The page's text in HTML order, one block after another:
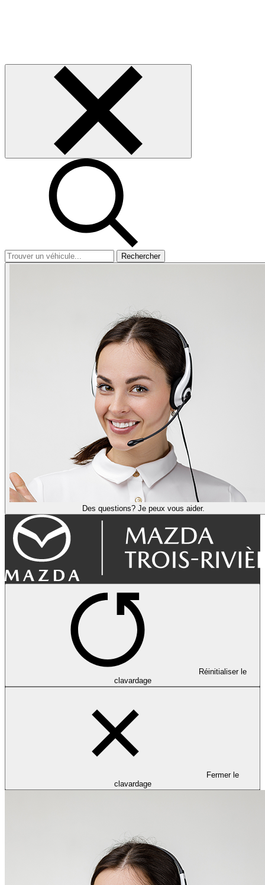
Rechercher
Des questions? Je peux vous aider.
Réinitialiser le
clavardage
Fermer le
clavardage